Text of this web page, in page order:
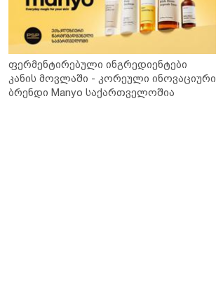
ფერმენტირებული ინგრედიენტები
კანის მოვლაში - კორეული ინოვაციური
ბრენდი Manyo საქართველოშია